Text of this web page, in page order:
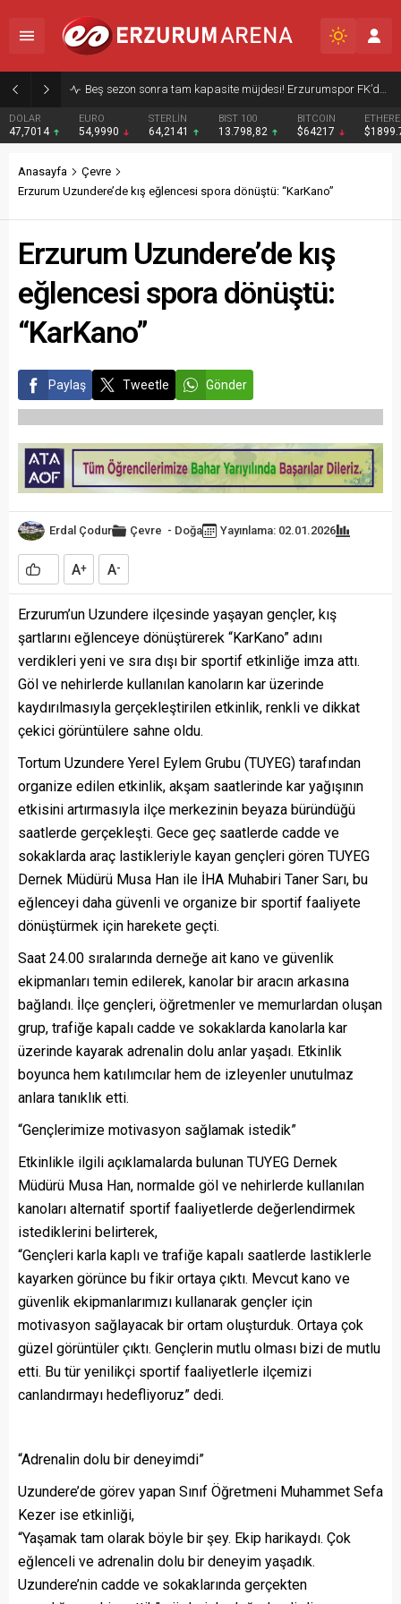
Beş sezon sonra tam kapasite müjdesi! Erzurumspor FK’dan teşekkür ve taraftara çağrı
DOLAR
47,7014
EURO
54,9990
STERLİN
64,2141
BIST 100
13.798,82
BITCOIN
$64217
Anasayfa
Çevre
Erzurum Uzundere’de kış eğlencesi spora dönüştü: “KarKano”
Erzurum Uzundere’de kış
eğlencesi spora dönüştü:
“KarKano”
Paylaş Tweetle Gönder
Erdal Çodur Çevre - Doğa Yayınlama: 02.01.2026
A+ A-
Erzurum’un Uzundere ilçesinde yaşayan gençler, kış
şartlarını eğlenceye dönüştürerek “KarKano” adını
verdikleri yeni ve sıra dışı bir sportif etkinliğe imza attı.
Göl ve nehirlerde kullanılan kanoların kar üzerinde
kaydırılmasıyla gerçekleştirilen etkinlik, renkli ve dikkat
çekici görüntülere sahne oldu.
Tortum Uzundere Yerel Eylem Grubu (TUYEG) tarafından
organize edilen etkinlik, akşam saatlerinde kar yağışının
etkisini artırmasıyla ilçe merkezinin beyaza büründüğü
saatlerde gerçekleşti. Gece geç saatlerde cadde ve
sokaklarda araç lastikleriyle kayan gençleri gören TUYEG
Dernek Müdürü Musa Han ile İHA Muhabiri Taner Sarı, bu
eğlenceyi daha güvenli ve organize bir sportif faaliyete
dönüştürmek için harekete geçti.
Saat 24.00 sıralarında derneğe ait kano ve güvenlik
ekipmanları temin edilerek, kanolar bir aracın arkasına
bağlandı. İlçe gençleri, öğretmenler ve memurlardan oluşan
grup, trafiğe kapalı cadde ve sokaklarda kanolarla kar
üzerinde kayarak adrenalin dolu anlar yaşadı. Etkinlik
boyunca hem katılımcılar hem de izleyenler unutulmaz
anlara tanıklık etti.
“Gençlerimize motivasyon sağlamak istedik”
Etkinlikle ilgili açıklamalarda bulunan TUYEG Dernek
Müdürü Musa Han, normalde göl ve nehirlerde kullanılan
kanoları alternatif sportif faaliyetlerde değerlendirmek
istediklerini belirterek,
“Gençleri karla kaplı ve trafiğe kapalı saatlerde lastiklerle
kayarken görünce bu fikir ortaya çıktı. Mevcut kano ve
güvenlik ekipmanlarımızı kullanarak gençler için
motivasyon sağlayacak bir ortam oluşturduk. Ortaya çok
güzel görüntüler çıktı. Gençlerin mutlu olması bizi de mutlu
etti. Bu tür yenilikçi sportif faaliyetlerle ilçemizi
canlandırmayı hedefliyoruz” dedi.
“Adrenalin dolu bir deneyimdi”
Uzundere’de görev yapan Sınıf Öğretmeni Muhammet Sefa
Kezer ise etkinliği,
“Yaşamak tam olarak böyle bir şey. Ekip harikaydı. Çok
eğlenceli ve adrenalin dolu bir deneyim yaşadık.
Uzundere’nin cadde ve sokaklarında gerçekten